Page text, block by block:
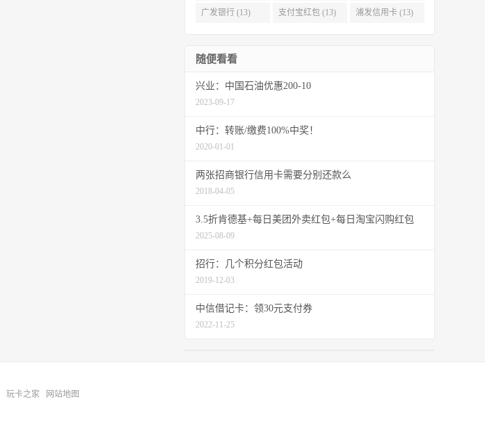
广发银行 (13) 支付宝红包 (13) 浦发信用卡 (13)
随便看看
兴业：中国石油优惠200-10
2023-09-17
中行：转账/缴费100%中奖！
2020-01-01
两张招商银行信用卡需要分别还款么
2018-04-05
3.5折肯德基+每日美团外卖红包+每日淘宝闪购红包
2025-08-09
招行：几个积分红包活动
2019-12-03
中信借记卡：领30元支付券
2022-11-25
玩卡之家 网站地图